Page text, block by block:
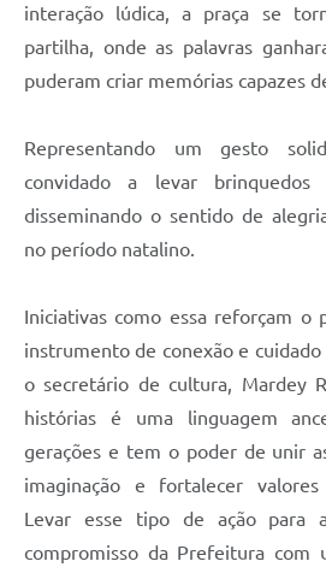
interação lúdica, a praça se
partilha, onde as palavras
puderam criar memórias capazes
Representando um gesto
convidado a levar brinquedos
disseminando o sentido de
no período natalino.
Iniciativas como essa reforçam o
instrumento de conexão e
o secretário de cultura, Mardey
histórias é uma linguagem
gerações e tem o poder de unir
imaginação e fortalecer valores
Levar esse tipo de ação para
compromisso da Prefeitura com